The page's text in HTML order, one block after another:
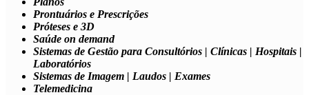
Prontuários e Prescrições
Próteses e 3D
Saúde on demand
Sistemas de Gestão para Consultórios | Clínicas | Hospitais |
Laboratórios
Sistemas de Imagem | Laudos | Exames
Telemedicina